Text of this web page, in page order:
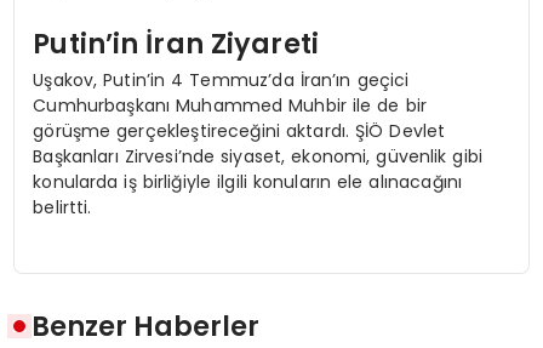
Putin’in İran Ziyareti
Uşakov, Putin’in 4 Temmuz’da İran’ın geçici
Cumhurbaşkanı Muhammed Muhbir ile de bir
görüşme gerçekleştireceğini aktardı. ŞİÖ Devlet
Başkanları Zirvesi’nde siyaset, ekonomi, güvenlik gibi
konularda iş birliğiyle ilgili konuların ele alınacağını
belirtti.
Benzer Haberler